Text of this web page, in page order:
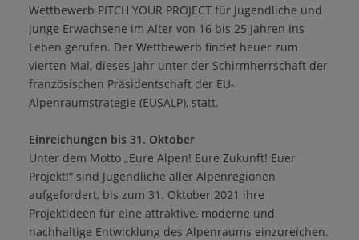
Wettbewerb PITCH YOUR PROJECT für Jugendliche und
junge Erwachsene im Alter von 16 bis 25 Jahren ins
Leben gerufen. Der Wettbewerb findet heuer zum
vierten Mal, dieses Jahr unter der Schirmherrschaft der
französischen Präsidentschaft der EU-
Alpenraumstrategie (EUSALP), statt.
Einreichungen bis 31. Oktober
Unter dem Motto „Eure Alpen! Eure Zukunft! Euer
Projekt!“ sind Jugendliche aller Alpenregionen
aufgefordert, bis zum 31. Oktober 2021 ihre
Projektideen für eine attraktive, moderne und
nachhaltige Entwicklung des Alpenraums einzureichen.